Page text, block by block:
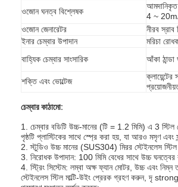
বাড়ি
ওজোন ঘনত্ব বিশ্লেষক
আমদানিকৃত
4 ~
ওজোন জেনারেটর
নীরব স্রাব
ইনার চেম্বার উপাদান
মরিচা
বাহ্যিক চেম্বার সাংসারিক
আঁকা ঠান্ডা
শক্তি এবং ভোল্টেজ
ক্লায়েন্টের
চেম্বার কাঠামো:
1. চেম্বার বডিটি উচ্চ-মানের (টি = 1.2 মিমি) এ 3 স্টিল
পৃষ্ঠটি প্লাস্টিকের সাথে স্প্রে করা হয়, যা আরও মসৃণ এবং
2. স্টুডিও উচ্চ মানের (SUS304) মিরর স্টেইনলেস
3. নিরোধক উপাদান: 100 মিমি বেধের সাথে উচ্চ ঘনত্বের
4. স্ট্রিং সিস্টেম: লম্বা অক্ষ ফ্যান মোটর, উচ্চ এবং নিম্ন
স্টেইনলেস স্টিল মাল্টি-উইং প্রেরক গ্রহণ করুন, দৃ